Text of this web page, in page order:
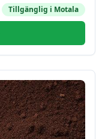
Tillgänglig i Motala